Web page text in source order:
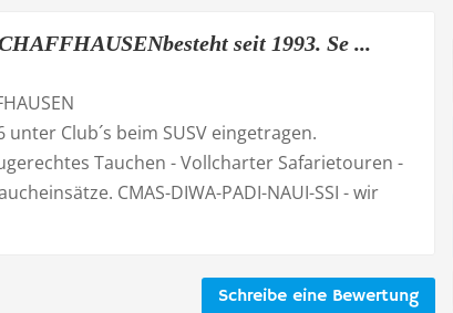
seit 1993. Se ...
Club´s beim SUSV eingetragen.
Tauchen - Vollcharter Safarietouren -
CMAS-DIWA-PADI-NAUI-SSI - wir
Schreibe eine Bewertung